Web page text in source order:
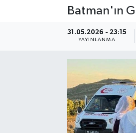
Batman'ın
31.05.2026 - 23:15
YAYINLANMA